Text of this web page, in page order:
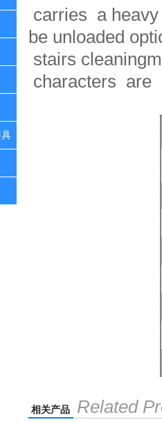
carries a
be unloaded
stairs
characters
相关产品 Related